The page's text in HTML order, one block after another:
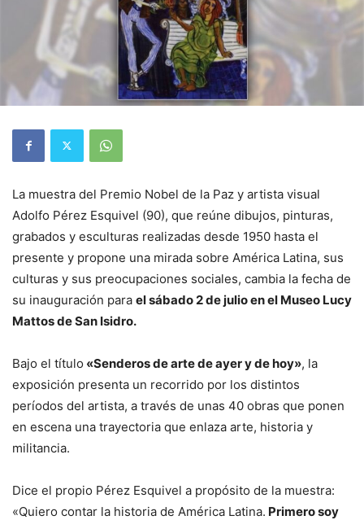
La muestra del Premio Nobel de la Paz y artista visual
Adolfo Pérez Esquivel (90), que reúne dibujos, pinturas,
grabados y esculturas realizadas desde 1950 hasta el
presente y propone una mirada sobre América Latina, sus
culturas y sus preocupaciones sociales, cambia la fecha de
su inauguración para el sábado 2 de julio en el Museo Lucy
Mattos de San Isidro.
Bajo el título «Senderos de arte de ayer y de hoy», la
exposición presenta un recorrido por los distintos
períodos del artista, a través de unas 40 obras que ponen
en escena una trayectoria que enlaza arte, historia y
militancia.
Dice el propio Pérez Esquivel a propósito de la muestra:
«Quiero contar la historia de América Latina. Primero soy